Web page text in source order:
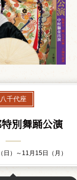
八千代座
別舞踊公演
）～11月15日（月）